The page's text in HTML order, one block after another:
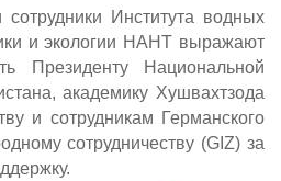
Института водных
и экологии НАНТ выражают
Президенту Национальной
академику Хушвахтзода
и сотрудникам Германского
сотрудничеству (GIZ) за